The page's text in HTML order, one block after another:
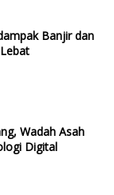
Banjir dan
Wadah Asah
Digital